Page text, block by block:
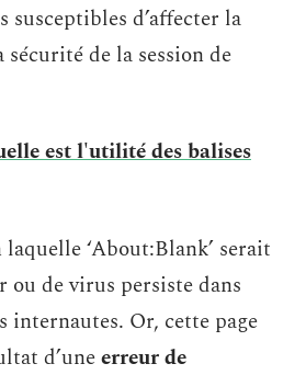
d’affecter la
de la session de
est l'utilité des balises
laquelle ‘About:Blank’ serait
ou de virus persiste dans
internautes. Or, cette page
d’uneerreur de